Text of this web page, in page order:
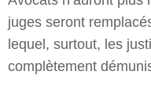
juges seront
lequel, surtout, les
complètement